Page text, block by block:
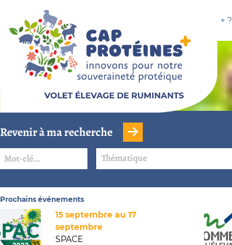
CAP PROTÉINES + ?
Revenir à ma recherche
Thématique
Prochains événements
15 septembre au 17
septembre
SPACE